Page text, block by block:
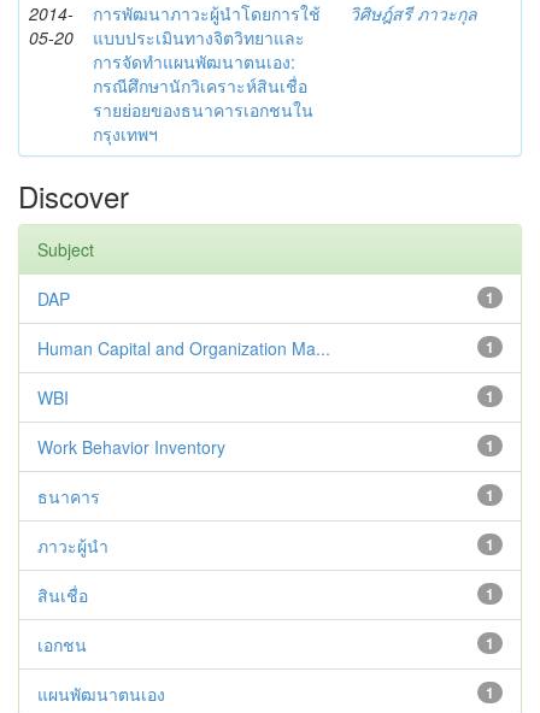
2014-
05-20
การพัฒนาภาวะผู้นำโดยการใช้
แบบประเมินทางจิตวิทยาและ
การจัดทำแผนพัฒนาตนเอง:
กรณีศึกษานักวิเคราะห์สินเชื่อ
รายย่อยของธนาคารเอกชนใน
กรุงเทพฯ
วิศิษฎ์สรี ภาวะกุล
Discover
Subject
1
DAP
1
Human Capital and Organization Ma...
1
WBI
1
Work Behavior Inventory
1
ธนาคาร
1
ภาวะผู้นำ
1
สินเชื่อ
1
เอกชน
1
แผนพัฒนาตนเอง